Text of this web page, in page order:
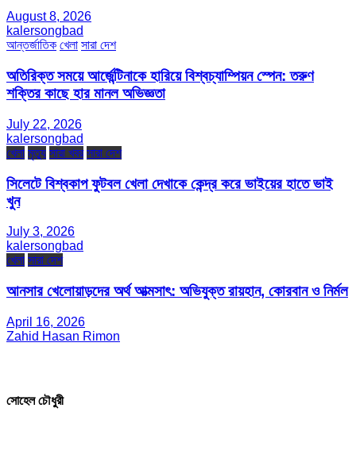
August 8, 2026
kalersongbad
আন্তর্জাতিক খেলা সারা দেশ
অতিরিক্ত সময়ে আর্জেন্টিনাকে হারিয়ে বিশ্বচ্যাম্পিয়ন স্পেন: তরুণ
শক্তির কাছে হার মানল অভিজ্ঞতা
July 22, 2026
kalersongbad
খেলা মৃত্যু সারা খবর সারা দেশ
সিলেটে বিশ্বকাপ ফুটবল খেলা দেখাকে কেন্দ্র করে ভাইয়ের হাতে ভাই
খুন
July 3, 2026
kalersongbad
খেলা সারা দেশ
আনসার খেলোয়াড়দের অর্থ আত্মসাৎ: অভিযুক্ত রায়হান, কোরবান ও নির্মল
April 16, 2026
Zahid Hasan Rimon
সোহেল চৌধুরী